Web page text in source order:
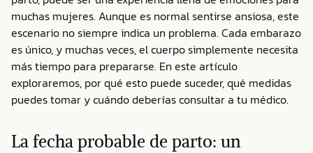
muchas mujeres. Aunque es normal sentirse ansiosa, este
escenario no siempre indica un problema. Cada embarazo
es único, y muchas veces, el cuerpo simplemente necesita
más tiempo para prepararse. En este artículo
exploraremos, por qué esto puede suceder, qué medidas
puedes tomar y cuándo deberías consultar a tu médico.
La fecha probable de parto: un